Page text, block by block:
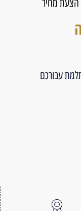
הצעת מחיר
עבורכם